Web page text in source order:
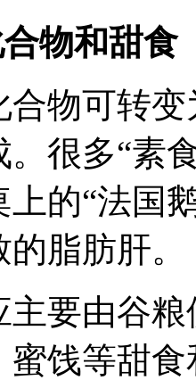
物和甜食
合物可转
。很多“素
上的“法国
脂肪肝。
主要由谷
蜜饯等甜